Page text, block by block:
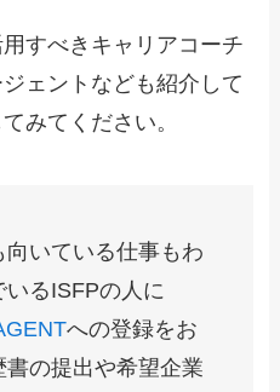
すべきキャリアコーチ
ェントなども紹介して
みてください。
向いている仕事もわ
るISFPの人に
への登録をお
の提出や希望企業